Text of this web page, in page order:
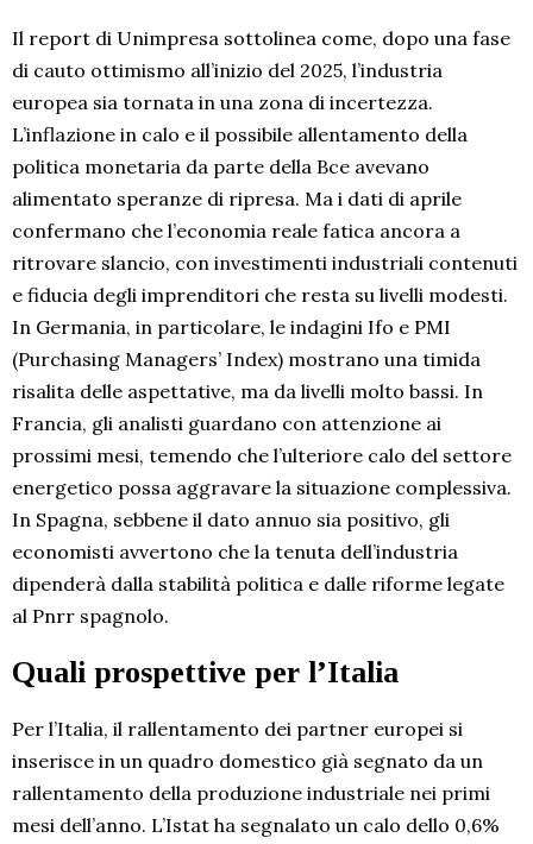
Il report di Unimpresa sottolinea come, dopo una fase
di cauto ottimismo all’inizio del 2025, l’industria
europea sia tornata in una zona di incertezza.
L’inflazione in calo e il possibile allentamento della
politica monetaria da parte della Bce avevano
alimentato speranze di ripresa. Ma i dati di aprile
confermano che l’economia reale fatica ancora a
ritrovare slancio, con investimenti industriali contenuti
e fiducia degli imprenditori che resta su livelli modesti.
In Germania, in particolare, le indagini Ifo e PMI
(Purchasing Managers’ Index) mostrano una timida
risalita delle aspettative, ma da livelli molto bassi. In
Francia, gli analisti guardano con attenzione ai
prossimi mesi, temendo che l’ulteriore calo del settore
energetico possa aggravare la situazione complessiva.
In Spagna, sebbene il dato annuo sia positivo, gli
economisti avvertono che la tenuta dell’industria
dipenderà dalla stabilità politica e dalle riforme legate
al Pnrr spagnolo.
Quali prospettive per l’Italia
Per l’Italia, il rallentamento dei partner europei si
inserisce in un quadro domestico già segnato da un
rallentamento della produzione industriale nei primi
mesi dell’anno. L’Istat ha segnalato un calo dello 0,6%